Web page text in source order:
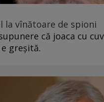
la vînătoare de spioni
că joaca cu
greșită.